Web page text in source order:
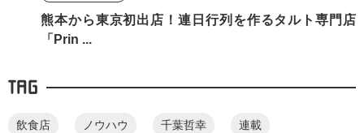
熊本から東京初出店！連日行列を作るタルト専門店
「Prin ...
TAG
飲食店 ノウハウ 千葉哲幸 連載